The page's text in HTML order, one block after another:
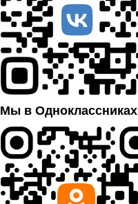
Мы в Одноклассниках